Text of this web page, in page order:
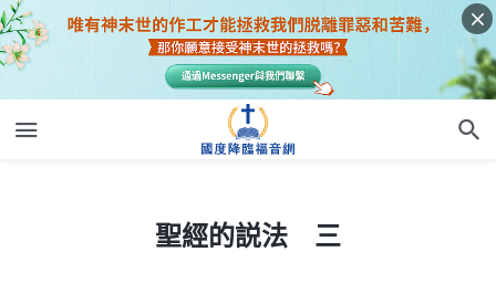
聖經的説法 三